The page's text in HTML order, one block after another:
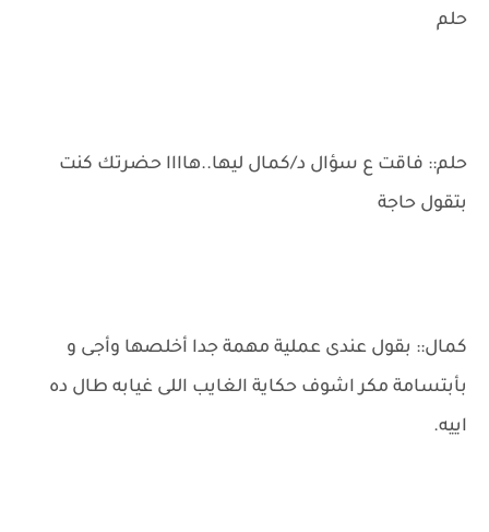
حلم
حلم:: فاقت ع سؤال د/كمال ليها..هاااا حضرتك كنت
بتقول حاجة
كمال:: بقول عندى عملية مهمة جدا أخلصها وأجى و
بأبتسامة مكر اشوف حكاية الغايب اللى غيابه طال ده
اييه.